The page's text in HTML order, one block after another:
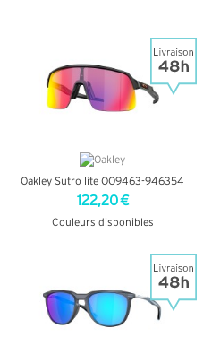
Oakley Sutro lite OO9463-946354
122,20 €
Couleurs disponibles